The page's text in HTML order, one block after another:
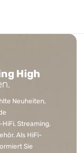
High
Neuheiten,
Streaming,
Als HiFi-
Sie